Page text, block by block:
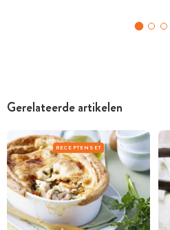
Gerelateerde artikelen
RECEPTENSET